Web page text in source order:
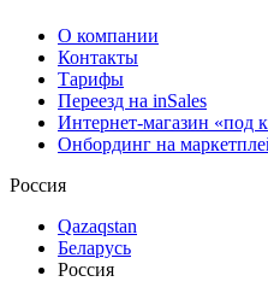
О компании
Контакты
Тарифы
Переезд на inSales
Интернет-магазин «под
Онбординг на
Россия
Qazaqstan
Беларусь
Россия